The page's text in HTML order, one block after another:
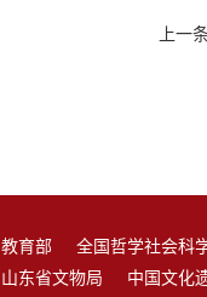
上一
教育部 全国哲学社会科
山东省文物局
中国文化